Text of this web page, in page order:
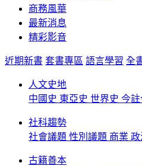
商務風華
最新消息
精彩影音
近期新書 套書專區 語言學習 全
人文史地
中國史 東亞史 世界史 今註
社科趨勢
社會議題 性別議題 商業 政
古籍善本